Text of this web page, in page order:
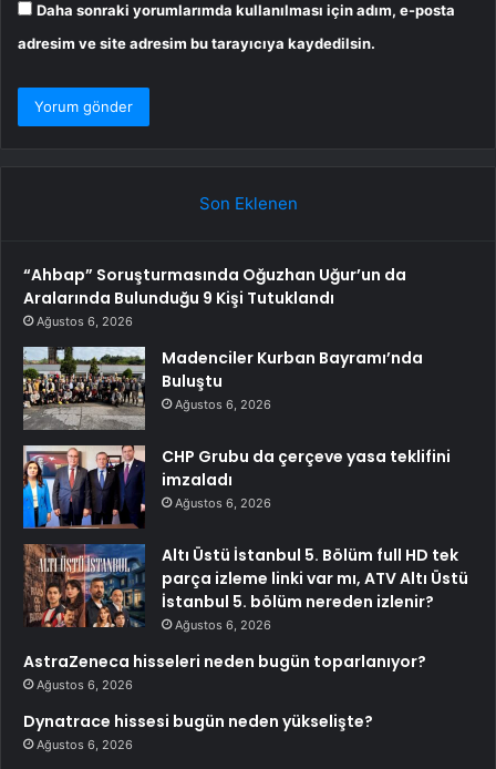
Daha sonraki yorumlarımda kullanılması için adım, e-posta
adresim ve site adresim bu tarayıcıya kaydedilsin.
Son Eklenen
“Ahbap” Soruşturmasında Oğuzhan Uğur’un da
Aralarında Bulunduğu 9 Kişi Tutuklandı
Ağustos 6, 2026
Madenciler Kurban Bayramı’nda
Buluştu
Ağustos 6, 2026
CHP Grubu da çerçeve yasa teklifini
imzaladı
Ağustos 6, 2026
Altı Üstü İstanbul 5. Bölüm full HD tek
parça izleme linki var mı, ATV Altı Üstü
İstanbul 5. bölüm nereden izlenir?
Ağustos 6, 2026
AstraZeneca hisseleri neden bugün toparlanıyor?
Ağustos 6, 2026
Dynatrace hissesi bugün neden yükselişte?
Ağustos 6, 2026